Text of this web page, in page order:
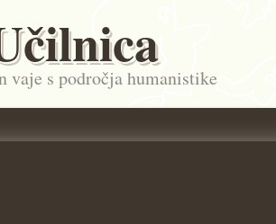
vaje s področja humanistike